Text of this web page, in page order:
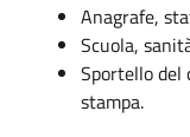
Anagrafe,
Scuola,
Sportello
stampa.